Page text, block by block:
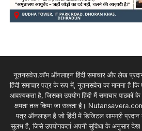
नूतनसवेरा.कॉम ऑनलाइन हिंदी समाचार और लेख
हिंदी समाचार पत्र के रूप में, नूतनसवेरा का मानना है
आवश्यकता है, जिसका उपयोग हिंदी मैं समाचार पाठकों के
क्षमता तक किया जा सकता है।
पत्र ऑनलाइन है जो हिंदी में डिजिटल सामग्री
सुलभ है, जिसे उपयोगकर्ता अपनी सुविधा के अनुसार देख